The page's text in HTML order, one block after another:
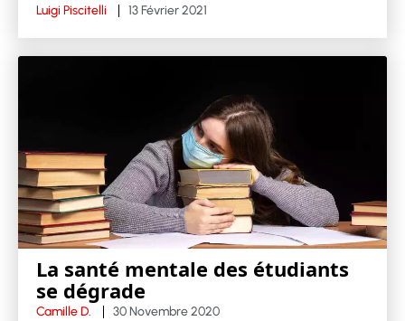
Luigi Piscitelli 13 Février 2021
La santé mentale des étudiants
se dégrade
Camille D. 30 Novembre 2020